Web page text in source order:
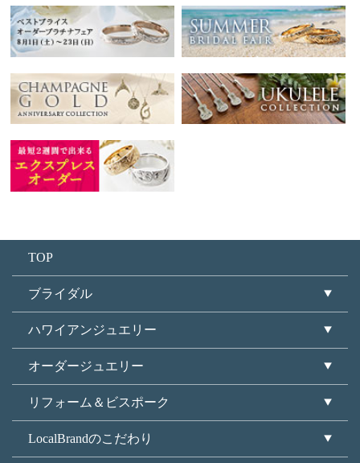
TOP
ブライダル
ハワイアンジュエリー
オーダージュエリー
リフォーム＆ビスポーク
LocalBrandのこだわり